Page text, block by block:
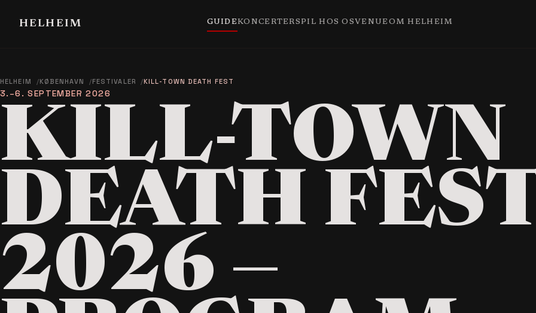
HELHEIM GUIDEKONCERTERSPIL HOS OSVENUEOM HELHEIM
HELHEIM KØBENHAVN FESTIVALER KILL-TOWN DEATH FEST
3.–6. SEPTEMBER 2026
KILL-TOWN
DEATH
2026 —